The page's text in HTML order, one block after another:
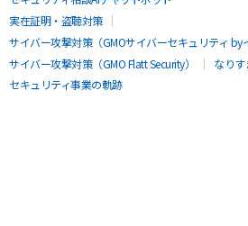
実在証明・盗聴対策
サイバー攻撃対策（GMOサイバーセキュリティ by
サイバー攻撃対策（GMO Flatt Security）
なり
セキュリティ事業の軌跡